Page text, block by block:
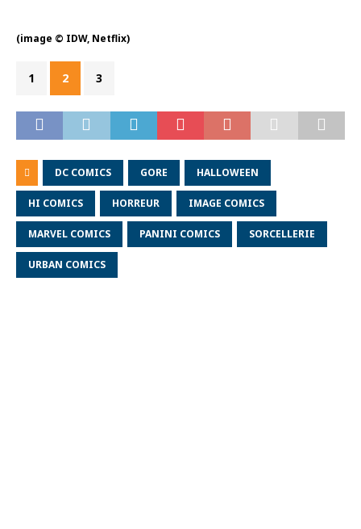
(image © IDW, Netflix)
1 2 3
DC COMICS GORE HALLOWEEN
HI COMICS HORREUR IMAGE COMICS
MARVEL COMICS PANINI COMICS SORCELLERIE
URBAN COMICS